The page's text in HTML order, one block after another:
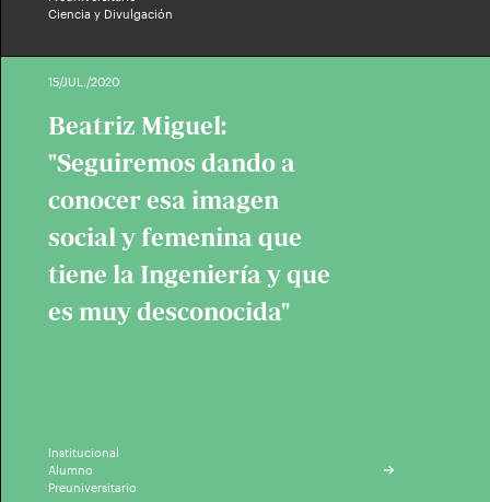
Ciencia y Divulgación
15/JUL./2020
Beatriz Miguel:
"Seguiremos dando a
conocer esa imagen
social y femenina que
tiene la Ingeniería y que
es muy desconocida"
Institucional
Alumno
Preuniversitario